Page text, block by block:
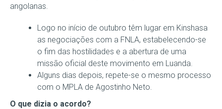
angolanas.
Logo no início de outubro têm lugar em Kinshasa
as negociações com a FNLA, estabelecendo-se
o fim das hostilidades e a abertura de uma
missão oficial deste movimento em Luanda.
Alguns dias depois, repete-se o mesmo processo
com o MPLA de Agostinho Neto.
O que dizia o acordo?